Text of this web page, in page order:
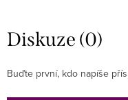
Diskuze (0)
Buďte první, kdo napíše